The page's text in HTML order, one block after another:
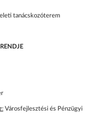
tanácskozóterem
Városfejlesztési és Pénzügyi